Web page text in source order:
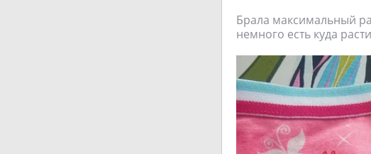
Брала максимальный
немного есть куда